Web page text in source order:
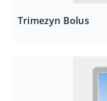
Trimezyn Bolus